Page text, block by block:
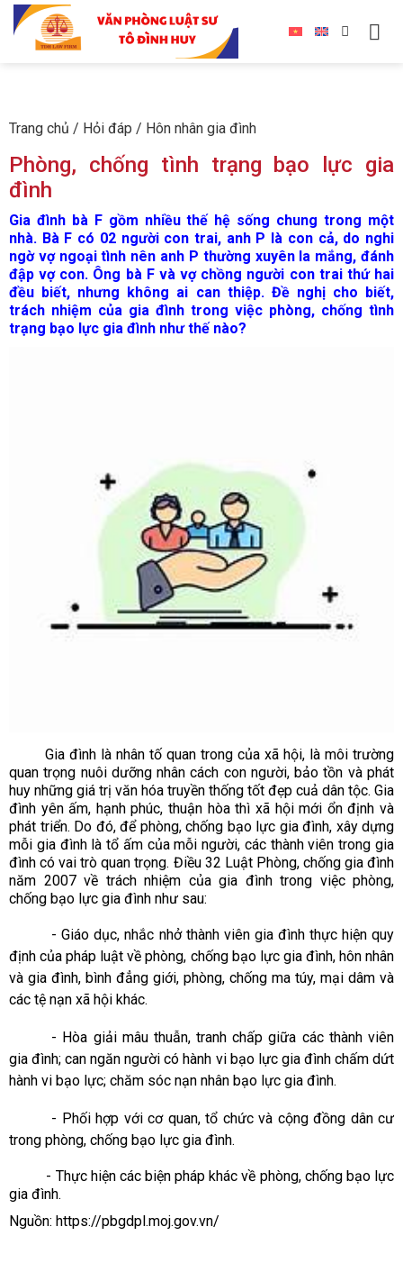
Trang chủ / Hỏi đáp / Hôn nhân gia đình
Phòng, chống tình trạng bạo lực gia
đình
Gia đình bà F gồm nhiều thế hệ sống chung trong một
nhà. Bà F có 02 người con trai, anh P là con cả, do nghi
ngờ vợ ngoại tình nên anh P thường xuyên la mắng, đánh
đập vợ con. Ông bà F và vợ chồng người con trai thứ hai
đều biết, nhưng không ai can thiệp. Đề nghị cho biết,
trách nhiệm của gia đình trong việc phòng, chống tình
trạng bạo lực gia đình như thế nào?
Gia đình là nhân tố quan trong của xã hội, là môi trường
quan trọng nuôi dưỡng nhân cách con người, bảo tồn và phát
huy những giá trị văn hóa truyền thống tốt đẹp cuả dân tộc. Gia
đình yên ấm, hạnh phúc, thuận hòa thì xã hội mới ổn định và
phát triển. Do đó, để phòng, chống bạo lực gia đình, xây dựng
mỗi gia đình là tổ ấm của mỗi người, các thành viên trong gia
đình có vai trò quan trọng. Điều 32 Luật Phòng, chống gia đình
năm 2007 về trách nhiệm của gia đình trong việc phòng,
chống bạo lực gia đình như sau:
- Giáo dục, nhắc nhở thành viên gia đình thực hiện quy
định của pháp luật về phòng, chống bạo lực gia đình, hôn nhân
và gia đình, bình đẳng giới, phòng, chống ma túy, mại dâm và
các tệ nạn xã hội khác.
- Hòa giải mâu thuẫn, tranh chấp giữa các thành viên
gia đình; can ngăn người có hành vi bạo lực gia đình chấm dứt
hành vi bạo lực; chăm sóc nạn nhân bạo lực gia đình.
- Phối hợp với cơ quan, tổ chức và cộng đồng dân cư
trong phòng, chống bạo lực gia đình.
- Thực hiện các biện pháp khác về phòng, chống bạo lực
gia đình.
Nguồn: https://pbgdpl.moj.gov.vn/